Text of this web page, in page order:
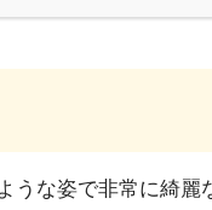
な姿で非常に綺麗